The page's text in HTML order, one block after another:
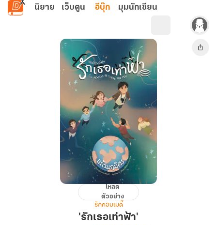
ข้ามไปยังเนื้อหาหลัก
นิยาย เว็บตูน อีบุ๊ก มุมนักเขียน
โหลด
ตัวอย่าง
รักคอมเมดี้
'รักเธอเท่าฟ้า'